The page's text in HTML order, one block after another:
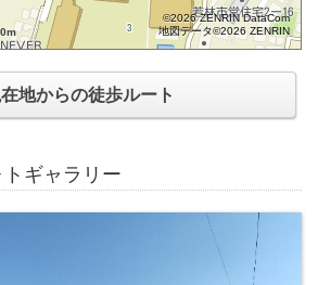
©2026 ZENRIN DataCom
地図データ©2026 ZENRIN
地からの徒歩ルート
ギャラリー